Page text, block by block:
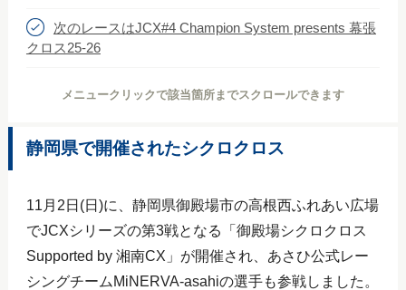
次のレースはJCX#4 Champion System presents 幕張
クロス25-26
メニュークリックで該当箇所までスクロールできます
静岡県で開催されたシクロクロス
11月2日(日)に、静岡県御殿場市の高根西ふれあい広場
でJCXシリーズの第3戦となる「御殿場シクロクロス
Supported by 湘南CX」が開催され、あさひ公式レー
シングチームMiNERVA-asahiの選手も参戦しました。